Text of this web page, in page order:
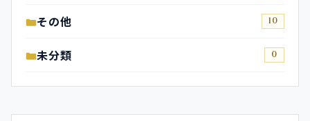
その他 10
未分類 0